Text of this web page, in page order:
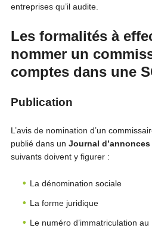
entreprises qu’il audite.
Les formalités à
nommer un
comptes dans une
Publication
L’avis de nomination d’un
publié dans un Journal
suivants doivent y figurer :
La dénomination sociale
La forme juridique
Le numéro d’immatriculation